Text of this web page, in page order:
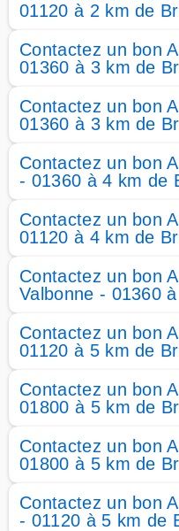
01120 à 2 km de
Contactez un bon
01360 à 3 km de
Contactez un bon
01360 à 3 km de
Contactez un bon
- 01360 à 4 km de
Contactez un bon
01120 à 4 km de
Contactez un bon
Valbonne - 01360
Contactez un bon
01120 à 5 km de
Contactez un bon
01800 à 5 km de
Contactez un bon
01800 à 5 km de
Contactez un bon
- 01120 à 5 km de